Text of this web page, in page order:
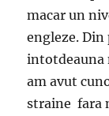
macar un
engleze.
intotdeauna
am avut
straine fara